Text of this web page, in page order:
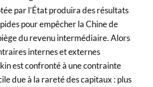
par l’État produira des résultats
pour empêcher la Chine de
du revenu intermédiaire. Alors
internes et externes
est confronté à une contrainte
due à la rareté des capitaux : plus